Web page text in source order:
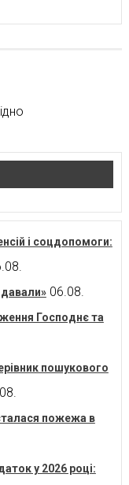
і соцдопомоги:
06.08.
Господнє та
пошукового
пожежа в
у 2026 році: